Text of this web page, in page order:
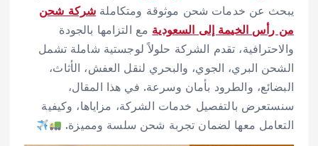
يبحث عن خدمات شحن موثوقة ومتكاملة شركة شحن
من رأس الخيمة إلى السعودية مع التزامها بالجودة
والاحترافية، تقدم الشركة حلولاً لوجستية شاملة تشمل
الشحن البري، الجوي، والبحري لنقل العفش، الأثاث،
البضائع، والطرود بأمان وسرعة. في هذا المقال،
سنستعرض بالتفصيل خدمات الشركة، مزاياها، وكيفية
التعامل معها لضمان تجربة شحن سلسة ومميزة.